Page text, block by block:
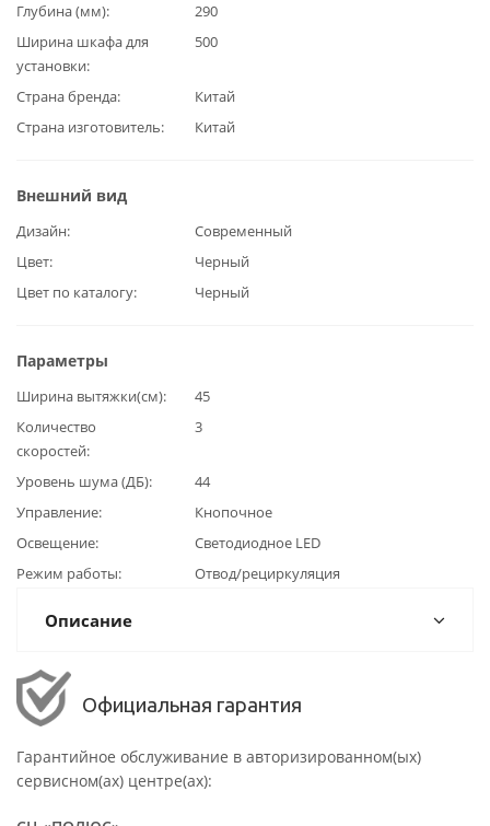
Глубина (мм)
290
Ширина шкафа для
установки
500
Страна бренда
Китай
Страна изготовитель
Китай
Внешний вид
Дизайн
Современный
Цвет
Черный
Цвет по каталогу
Черный
Параметры
Ширина вытяжки(см)
45
Количество
скоростей
3
Уровень шума (ДБ)
44
Управление
Кнопочное
Освещение
Светодиодное LED
Режим работы
Отвод/рециркуляция
Описание
Официальная гарантия
Гарантийное обслуживание в авторизированном(ых)
сервисном(ах) центре(ах):